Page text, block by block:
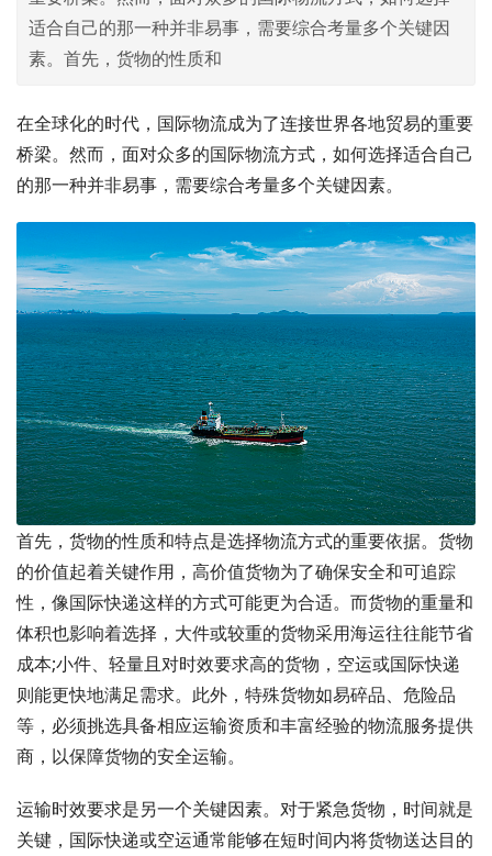
适合自己的那一种并非易事，需要综合考量多个关键因
素。首先，货物的性质和
在全球化的时代，国际物流成为了连接世界各地贸易的重要
桥梁。然而，面对众多的国际物流方式，如何选择适合自己
的那一种并非易事，需要综合考量多个关键因素。
首先，货物的性质和特点是选择物流方式的重要依据。货物
的价值起着关键作用，高价值货物为了确保安全和可追踪
性，像国际快递这样的方式可能更为合适。而货物的重量和
体积也影响着选择，大件或较重的货物采用海运往往能节省
成本;小件、轻量且对时效要求高的货物，空运或国际快递
则能更快地满足需求。此外，特殊货物如易碎品、危险品
等，必须挑选具备相应运输资质和丰富经验的物流服务提供
商，以保障货物的安全运输。
运输时效要求是另一个关键因素。对于紧急货物，时间就是
关键，国际快递或空运通常能够在短时间内将货物送达目的